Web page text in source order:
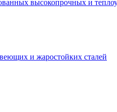
высокопрочных и
и жаростойких сталей